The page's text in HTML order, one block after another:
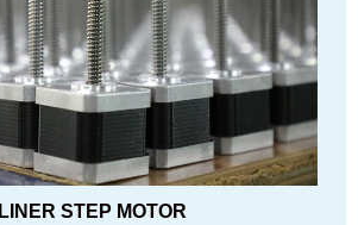
LINER STEP MOTOR